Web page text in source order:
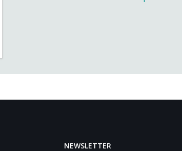
NEWSLETTER